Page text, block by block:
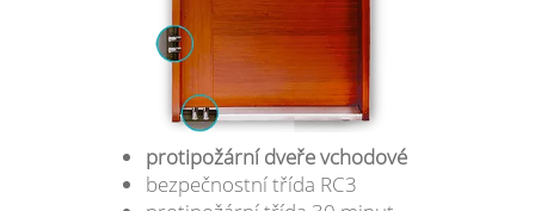
protipožární dveře vchodové
bezpečnostní třída RC3